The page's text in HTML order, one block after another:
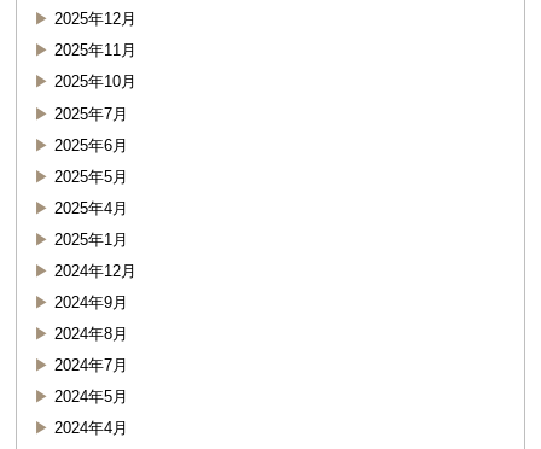
2025年12月
2025年11月
2025年10月
2025年7月
2025年6月
2025年5月
2025年4月
2025年1月
2024年12月
2024年9月
2024年8月
2024年7月
2024年5月
2024年4月